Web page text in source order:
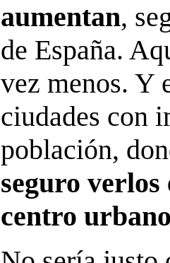
aumentan,
de España.
vez menos. Y
ciudades con
población,
seguro
centro